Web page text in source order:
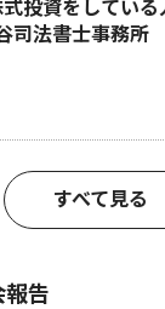
式投資をしてい
司法書士事務所
すべて見る
報告